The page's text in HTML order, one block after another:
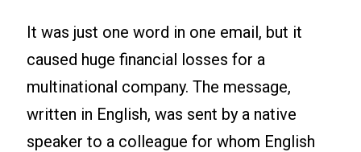
It was just one word in one email, but it
caused huge financial losses for a
multinational company. The message,
written in English, was sent by a native
speaker to a colleague for whom English